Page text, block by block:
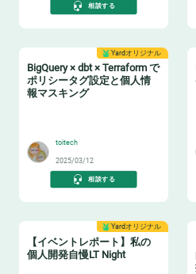
相談する
Yardオリジナル
BigQuery × dbt × Terraform で
ポリシータグ設定と個人情
報マスキング
toitech
2025/03/12
相談する
Yardオリジナル
【イベントレポート】私の
個人開発自慢LT Night